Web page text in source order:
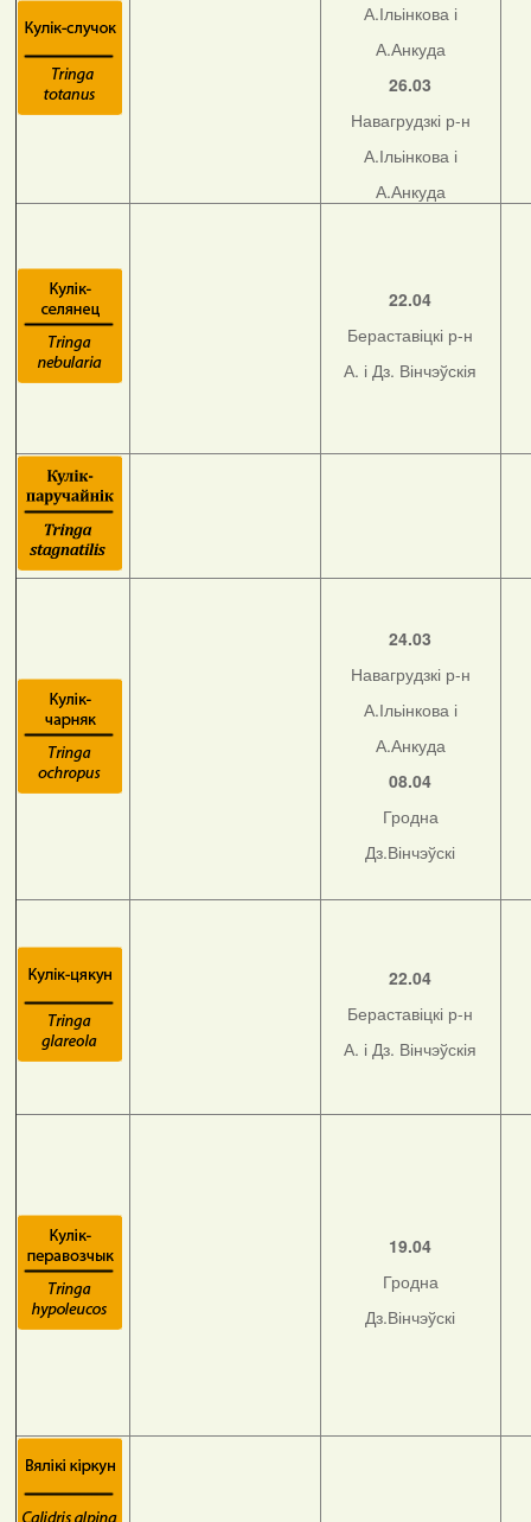
А.Ільінкова і
А.Анкуда
26.03
Навагрудзкі р-н
А.Ільінкова і
А.Анкуда
22.04
Бераставіцкі р-н
А. і Дз. Вінчэўскія
24.03
Навагрудзкі р-н
А.Ільінкова і
А.Анкуда
08.04
Гродна
Дз.Вінчэўскі
22.04
Бераставіцкі р-н
А. і Дз. Вінчэўскія
19.04
Гродна
Дз.Вінчэўскі